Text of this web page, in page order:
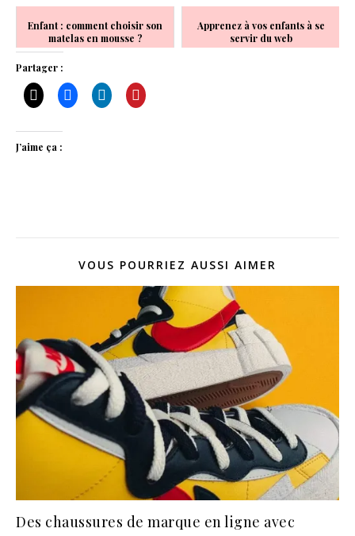
Enfant : comment choisir son
matelas en mousse ?
Apprenez à vos enfants à se
servir du web
Partager :
J’aime ça :
VOUS POURRIEZ AUSSI AIMER
Des chaussures de marque en ligne avec